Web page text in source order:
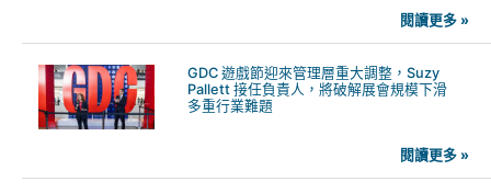
閱讀更多 »
GDC 遊戲節迎來管理層重大調整，Suzy
Pallett 接任負責人，將破解展會規模下滑
多重行業難題
閱讀更多 »